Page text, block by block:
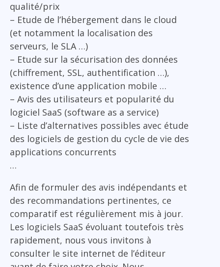
qualité/prix
– Etude de l’hébergement dans le cloud
(et notamment la localisation des
serveurs, le SLA …)
– Etude sur la sécurisation des données
(chiffrement, SSL, authentification …),
existence d’une application mobile …
– Avis des utilisateurs et popularité du
logiciel SaaS (software as a service)
– Liste d’alternatives possibles avec étude
des logiciels de gestion du cycle de vie des
applications concurrents
…
Afin de formuler des avis indépendants et
des recommandations pertinentes, ce
comparatif est régulièrement mis à jour.
Les logiciels SaaS évoluant toutefois très
rapidement, nous vous invitons à
consulter le site internet de l’éditeur